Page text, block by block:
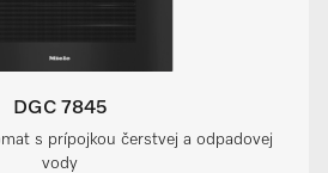
DGC 7845
s prípojkou čerstvej a odpadovej
vody